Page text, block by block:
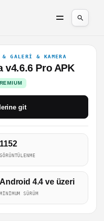
& GALERI & KAMERA
v4.6.6 Pro APK
1152
GÖRÜNTÜLENME
Android 4.4 ve üzeri
MINIMUM SÜRÜM
git